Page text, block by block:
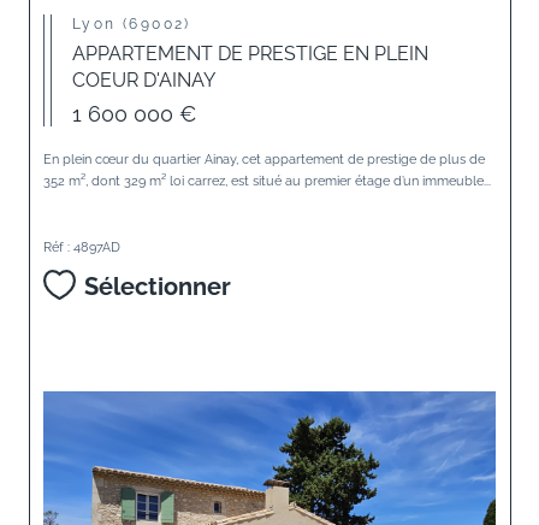
Lyon (69002)
APPARTEMENT DE PRESTIGE EN PLEIN
COEUR D'AINAY
1 600 000 €
En plein cœur du quartier Ainay, cet appartement de prestige de plus de
352 m², dont 329 m² loi carrez, est situé au premier étage d’un immeuble...
Réf : 4897AD
Sélectionner